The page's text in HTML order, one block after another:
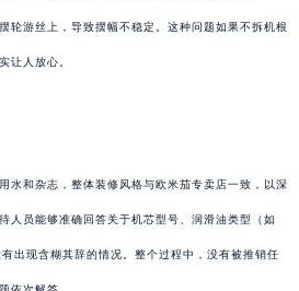
轮游丝上，导致摆幅不稳定。这种问题如果不拆机根
让人放心。
水和杂志，整体装修风格与欧米茄专卖店一致，以深
人员能够准确回答关于机芯型号、润滑油类型（如
出现含糊其辞的情况。整个过程中，没有被推销任